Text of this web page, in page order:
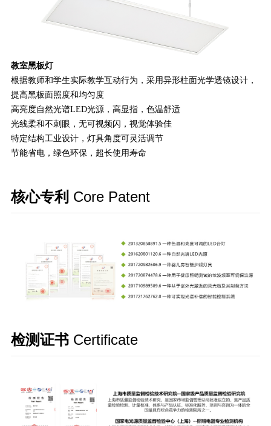
教室黑板灯
根据教师和学生实际教学互动行为，采用异形柱面光学透镜设计，
提高黑板面照度和均匀度
高亮度自然光谱LED光源，高显指，色温舒适
光线柔和不刺眼，无可视频闪，视觉体验佳
特定结构工业设计，灯具角度可灵活调节
节能省电，绿色环保，超长使用寿命
核心专利 Core Patent
检测证书 Certificate